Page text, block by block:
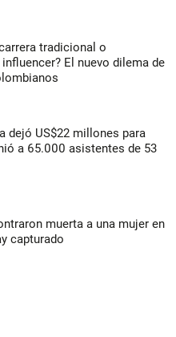
tradicional o
El nuevo dilema de
dejó US$22 millones para
a 65.000 asistentes de 53
muerta a una mujer en
capturado